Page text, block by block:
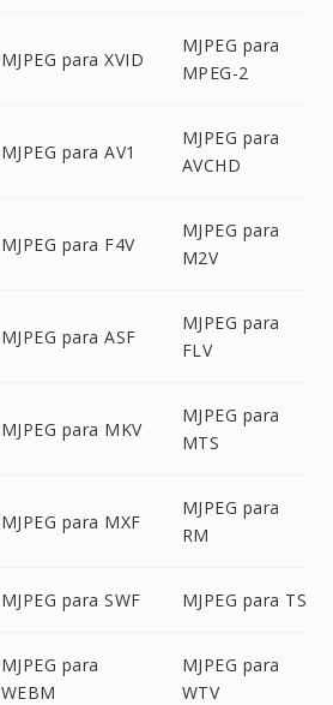
MJPEG para XVID
MJPEG para
MPEG-2
MJPEG para AV1
MJPEG para
AVCHD
MJPEG para F4V
MJPEG para
M2V
MJPEG para ASF
MJPEG para
FLV
MJPEG para MKV
MJPEG para
MTS
MJPEG para MXF
MJPEG para
RM
MJPEG para SWF MJPEG para TS
MJPEG para
WEBM
MJPEG para
WTV